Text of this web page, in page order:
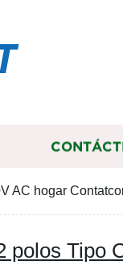
AC hogar
polos Tipo